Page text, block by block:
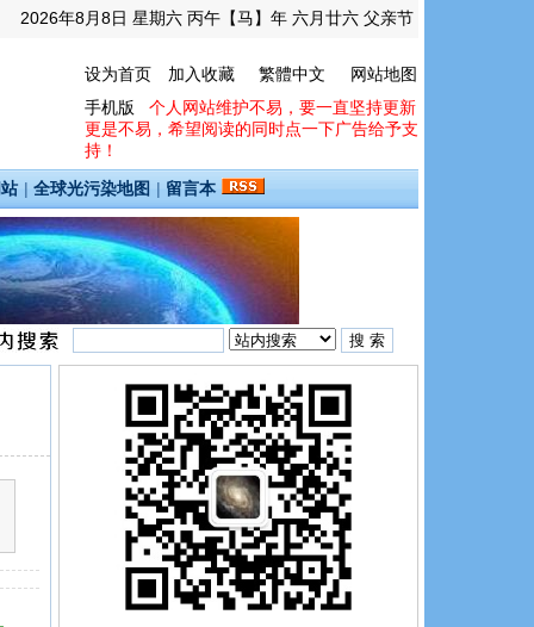
2026年8月8日 星期六 丙午【马】年 六月廿六 父亲节
设为首页 加入收藏 繁體中文
网站地图
手机版
个人网站维护不易，要一直坚持更新
更是不易，希望阅读的同时点一下广告给予支
持！
| 全球光污染地图 | 留言本